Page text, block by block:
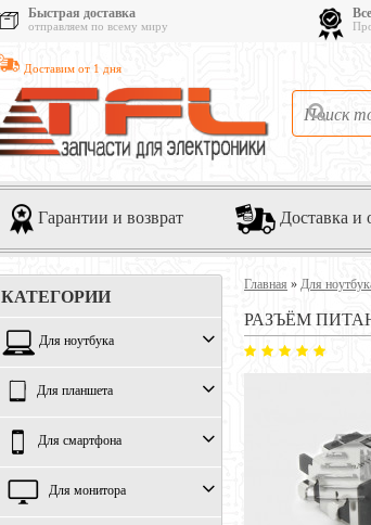
Быстрая доставка
отправляем по всему миру
Доставим от 1 дня
Гарантии и возврат Доставка и
КАТЕГОРИИ
Для ноутбука
Для планшета
Для смартфона
Для монитора
Главная » Для
РАЗЪЁМ